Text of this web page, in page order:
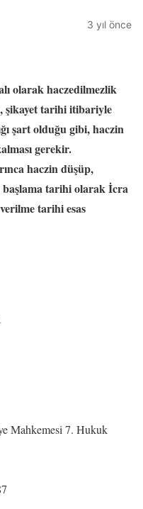
3 yıl önce
olarak haczedilmezlik
şikayet tarihi itibariyle
şart olduğu gibi, haczin
gerekir.
haczin düşüp,
tarihi olarak İcra
tarihi esas
Mahkemesi 7. Hukuk